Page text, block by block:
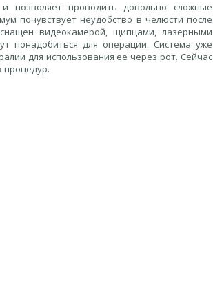
позволяет проводить довольно сложные
почувствует неудобство в челюсти после
видеокамерой, щипцами, лазерными
понадобиться для операции. Система уже
для использования ее через рот. Сейчас
процедур.